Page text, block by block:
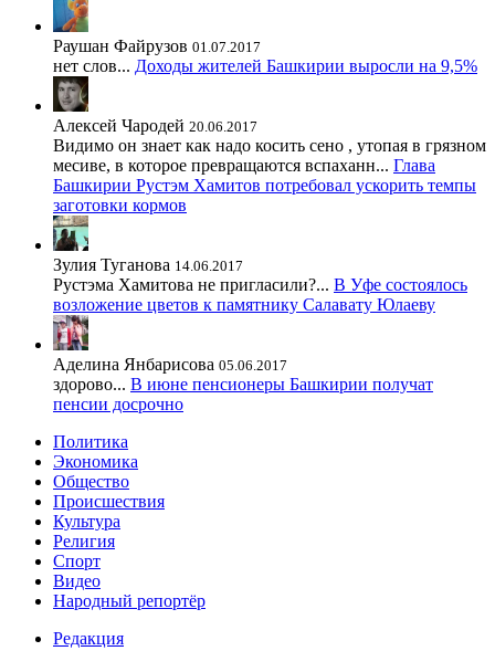
Раушан Файрузов 01.07.2017
нет слов... Доходы жителей Башкирии выросли на 9,5%
Алексей Чародей 20.06.2017
Видимо он знает как надо косить сено , утопая в грязном
месиве, в которое превращаются вспаханн... Глава
Башкирии Рустэм Хамитов потребовал ускорить темпы
заготовки кормов
Зулия Туганова 14.06.2017
Рустэма Хамитова не пригласили?... В Уфе состоялось
возложение цветов к памятнику Салавату Юлаеву
Аделина Янбарисова 05.06.2017
здорово... В июне пенсионеры Башкирии получат
пенсии досрочно
Политика
Экономика
Общество
Происшествия
Культура
Религия
Спорт
Видео
Народный репортёр
Редакция